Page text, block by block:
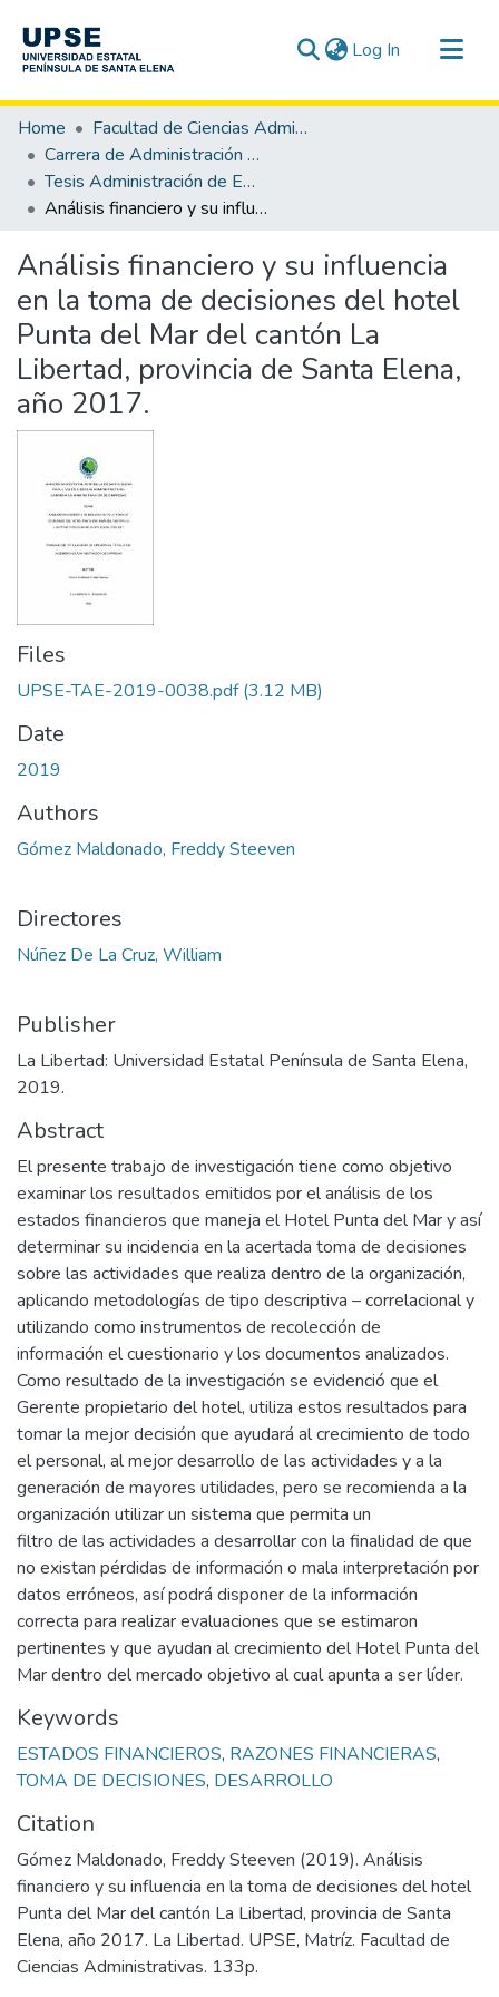
Log In (current)
Communities & Collections
All of DSpace
Statistics
Home
Facultad de Ciencias Administrativas
Carrera de Administración de Empresas
Tesis Administración de Empresas
Análisis financiero y su influencia en la toma de decisiones del hotel Punta del Mar del cantón La Libertad, provincia de Santa Elena, año 2017.
Análisis financiero y su influencia
en la toma de decisiones del hotel
Punta del Mar del cantón La
Libertad, provincia de Santa Elena,
año 2017.
Files
UPSE-TAE-2019-0038.pdf(3.12 MB)
Date
2019
Authors
Gómez Maldonado, Freddy Steeven
Directores
Núñez De La Cruz, William
Publisher
La Libertad: Universidad Estatal Península de Santa Elena,
2019.
Abstract
El presente trabajo de investigación tiene como objetivo
examinar los resultados emitidos por el análisis de los
estados financieros que maneja el Hotel Punta del Mar y así
determinar su incidencia en la acertada toma de decisiones
sobre las actividades que realiza dentro de la organización,
aplicando metodologías de tipo descriptiva – correlacional y
utilizando como instrumentos de recolección de
información el cuestionario y los documentos analizados.
Como resultado de la investigación se evidenció que el
Gerente propietario del hotel, utiliza estos resultados para
tomar la mejor decisión que ayudará al crecimiento de todo
el personal, al mejor desarrollo de las actividades y a la
generación de mayores utilidades, pero se recomienda a la
organización utilizar un sistema que permita un
filtro de las actividades a desarrollar con la finalidad de que
no existan pérdidas de información o mala interpretación por
datos erróneos, así podrá disponer de la información
correcta para realizar evaluaciones que se estimaron
pertinentes y que ayudan al crecimiento del Hotel Punta del
Mar dentro del mercado objetivo al cual apunta a ser líder.
Keywords
ESTADOS FINANCIEROS, RAZONES FINANCIERAS,
TOMA DE DECISIONES, DESARROLLO
Citation
Gómez Maldonado, Freddy Steeven (2019). Análisis
financiero y su influencia en la toma de decisiones del hotel
Punta del Mar del cantón La Libertad, provincia de Santa
Elena, año 2017. La Libertad. UPSE, Matríz. Facultad de
Ciencias Administrativas. 133p.